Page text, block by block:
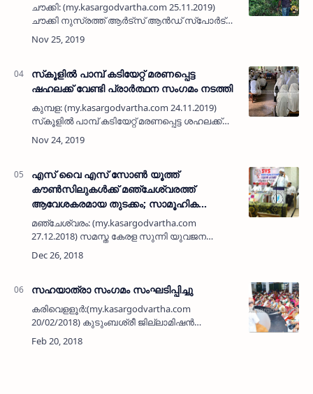
ചൗക്കി: (my.kasargodvartha.com 25.11.2019)
ചൗക്കി നുസ്രത്ത് ആര്‍ട്‌സ് ആന്‍ഡ് സ്‌പോര്‍ട്‌സ്
ക്ലബ് കല്ലങ്കൈ എ എല്‍ പി സ്‌കൂള്‍
പരിസരത്തുള്ള കാടുകള്‍ വെട്ടിമാറ്റി സ്‌കൂള്‍
സ്‌കൂളില്‍ പാമ്പ് കടിയേറ്റ് മരണപ്പെട്ട
ഷഹലക്ക് വേണ്ടി പ്രാര്‍ത്ഥന സംഗമം നടത്തി
കുമ്പള: (my.kasargodvartha.com 24.11.2019)
സ്‌കൂളില്‍ പാമ്പ് കടിയേറ്റ് മരണപ്പെട്ട ശഹലക്ക്
വേണ്ടി മുളിയടുക്കം നജ്മുല്‍ ഹുദാ മദ്റസയില്‍
പ്രാര്‍ത്ഥന സംഗമം നടത്തി. പരിപാടിയില്‍ സി
എസ് വൈ എസ് സോണ്‍ യൂത്ത്
കൗണ്‍സിലുകള്‍ക്ക് മഞ്ചേശ്വരത്ത്
ആവേശകരമായ തുടക്കം; സാമൂഹിക
മാറ്റത്തെക്കുറിച്ച് പ്രവര്‍ത്തകരില്‍
അവബോധം വളര്‍ത്തുമെന്ന് പള്ളങ്കോട്
അബ്ദുല്‍ ഖാദിര്‍ മദനി
മഞ്ചേശ്വരം: (my.kasargodvartha.com
27.12.2018) സമസ്ത കേരള സുന്നി യുവജന
സംഘം (എസ് വൈ എസ്) പുനസംഘടനാ
പ്രവര്‍ത്തനങ്ങളുടെ മൂന്നാം ഘട്ടമായി
സഹയാത്രാ സംഗമം സംഘടിപ്പിച്ചു
കരിവെളളൂര്‍:(my.kasargodvartha.com
20/02/2018) കുടുംബശ്രീ ജില്ലാമിഷന്‍
നീതം-2018 ന്റെ ഭാഗമായി കരിവെള്ളൂര്‍- പെര്‍ളം
പഞ്ചായത്ത് തല സഹയാത്രാ സംഗമം